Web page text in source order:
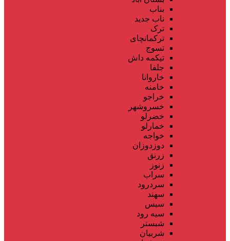
بناب
ناب جدید
ترک
ترکمانچای
تسوج
تیکمه داش
جلفا
خاروانا
خامنه
خراجو
خسروشهر
خضرلو
خمارلو
خواجه
دوزدوزان
زرنق
زنوز
سراب
سردرود
سهند
سیس
سیه رود
شبستر
شربیان